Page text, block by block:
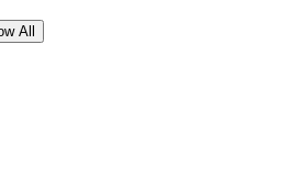
All